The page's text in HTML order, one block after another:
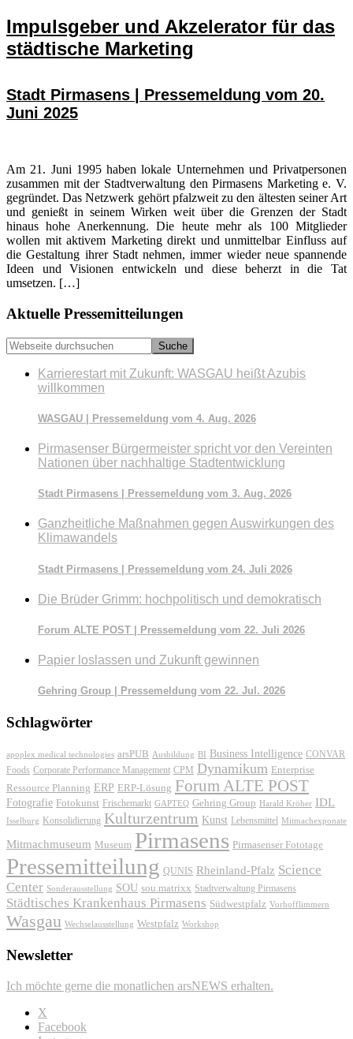
Impulsgeber und Akzelerator für das
städtische Marketing
Stadt Pirmasens | Pressemeldung vom 20.
Juni 2025
Am 21. Juni 1995 haben lokale Unternehmen und Privatpersonen
zusammen mit der Stadtverwaltung den Pirmasens Marketing e. V.
gegründet. Das Netzwerk gehört pfalzweit zu den ältesten seiner Art
und genießt in seinem Wirken weit über die Grenzen der Stadt
hinaus hohe Anerkennung. Die heute mehr als 100 Mitglieder
wollen mit aktivem Marketing direkt und unmittelbar Einfluss auf
die Gestaltung ihrer Stadt nehmen, immer wieder neue spannende
Ideen und Visionen entwickeln und diese beherzt in die Tat
umsetzen. […]
Seitenspalte
Aktuelle Pressemitteilungen
Webseite
durchsuchen
Karrierestart mit Zukunft: WASGAU heißt Azubis
willkommen
WASGAU | Pressemeldung vom 4. Aug. 2026
Pirmasenser Bürgermeister spricht vor den Vereinten
Nationen über nachhaltige Stadtentwicklung
Stadt Pirmasens | Pressemeldung vom 3. Aug. 2026
Ganzheitliche Maßnahmen gegen Auswirkungen des
Klimawandels
Stadt Pirmasens | Pressemeldung vom 24. Juli 2026
Die Brüder Grimm: hochpolitisch und demokratisch
Forum ALTE POST | Pressemeldung vom 22. Juli 2026
Papier loslassen und Zukunft gewinnen
Gehring Group | Pressemeldung vom 22. Jul. 2026
Schlagwörter
apoplex medical technologies arsPUB Ausbildung BI Business Intelligence CONVAR
Foods Corporate Performance Management CPM Dynamikum Enterprise
Ressource Planning ERP ERP-Lösung Forum ALTE POST
Fotografie Fotokunst Frischemarkt GAPTEQ Gehring Group Harald Kröher IDL
Isselburg Konsolidierung Kulturzentrum Kunst Lebensmittel Mitmachexponate
Mitmachmuseum Museum Pirmasens Pirmasenser Fototage
Pressemitteilung QUNIS Rheinland-Pfalz Science
Center Sonderausstellung SOU sou.matrixx Stadtverwaltung Pirmasens
Städtisches Krankenhaus Pirmasens Südwestpfalz Vorhofflimmern
Wasgau Wechselausstellung Westpfalz Workshop
Newsletter
Ich möchte gerne die monatlichen arsNEWS erhalten.
X
Facebook